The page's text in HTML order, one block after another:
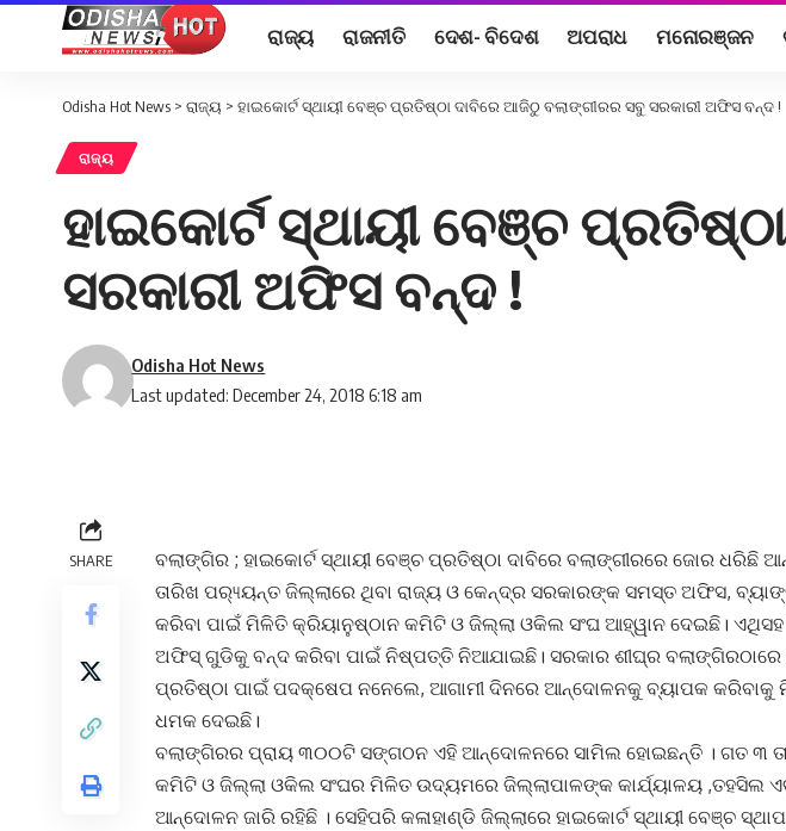
ରାଜ୍ୟ ରାଜନୀତି ଦେଶ- ବିଦେଶ ଅପରାଧ ମନୋରଞ୍ଜନ
Odisha Hot News > ରାଜ୍ୟ > ହାଇକୋର୍ଟ ସ୍ଥାୟୀ ବେଞ୍ଚ ପ୍ରତିଷ୍ଠା ଦାବିରେ ଆଜିଠୁ ବଲାଙ୍ଗୀରର ସବୁ ସରକାରୀ ଅଫିସ ବନ୍ଦ !
ରାଜ୍ୟ
ହାଇକୋର୍ଟ ସ୍ଥାୟୀ ବେଞ୍ଚ
ସରକାରୀ ଅଫିସ ବନ୍ଦ !
Last updated: December 24, 2018 6:18 am
Odisha Hot News
SHARE
ବଲାଙ୍ଗିର ; ହାଇକୋର୍ଟ ସ୍ଥାୟୀ ବେଞ୍ଚ ପ୍ରତିଷ୍ଠା ଦାବିରେ ବଲାଙ୍ଗୀରରେ ଜୋର
ତାରିଖ ପର‌୍ୟ୍ୟନ୍ତ ଜିଲ୍ଲାରେ ଥିବା ରାଜ୍ୟ ଓ କେନ୍ଦ୍ର ସରକାରଙ୍କ ସମସ୍ତ ଅଫିସ,
କରିବା ପାଇଁ ମିଳିତି କ୍ରିୟାନୁଷ୍ଠାନ କମିଟି ଓ ଜିଲ୍ଲା ଓକିଲ ସଂଘ ଆହ୍ୱାନ ଦେଇଛି। ଏଥିସହ
ଅଫିସ୍ ଗୁଡିକୁ ବନ୍ଦ କରିବା ପାଇଁ ନିଷ୍ପତ୍ତି ନିଆଯାଇଛି। ସରକାର ଶୀଘ୍ର ବଲାଙ୍ଗିରଠାରେ
ପ୍ରତିଷ୍ଠା ପାଇଁ ପଦକ୍ଷେପ ନନେଲେ, ଆଗାମୀ ଦିନରେ ଆନ୍ଦୋଳନକୁ ବ୍ୟାପକ କରିବାକୁ
ଧମକ ଦେଇଛି।
ବଲାଙ୍ଗିରର ପ୍ରାୟ ୩୦୦ଟି ସଙ୍ଗଠନ ଏହି ଆନ୍ଦୋଳନରେ ସାମିଲ ହୋଇଛନ୍ତି । ଗତ ୩
କମିଟି ଓ ଜିଲ୍ଲା ଓକିଲ ସଂଘର ମିଳିତ ଉଦ୍ୟମରେ ଜିଲ୍ଲାପାଳଙ୍କ କାର୍ଯ୍ୟାଳୟ ,ତହସିଲ
ଆନ୍ଦୋଳନ ଜାରି ରହିଛି । ସେହିପରି କଳାହାଣ୍ଡି ଜିଲ୍ଲାରେ ହାଇକୋର୍ଟ ସ୍ଥାୟୀ ବେଞ୍ଚ